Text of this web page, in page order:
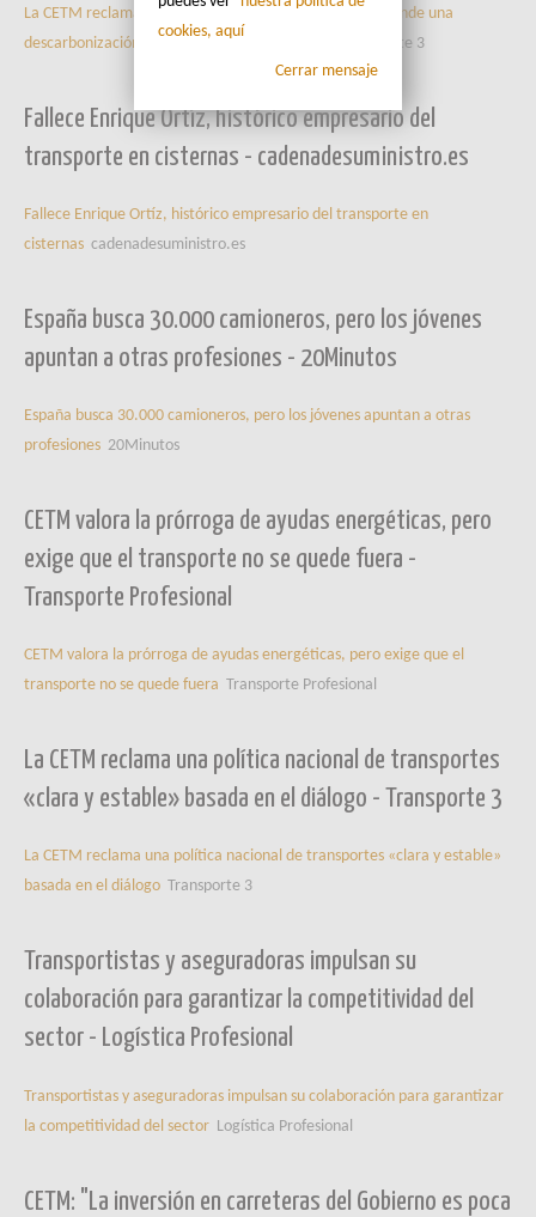
La CETM reclama ayudas para todo el transporte y defiende una
descarbonización más allá de la electrificación
Transporte 3
Fallece Enrique Ortíz, histórico empresario del
transporte en cisternas - cadenadesuministro.es
Fallece Enrique Ortíz, histórico empresario del transporte en
cisternas cadenadesuministro.es
España busca 30.000 camioneros, pero los jóvenes
apuntan a otras profesiones - 20Minutos
España busca 30.000 camioneros, pero los jóvenes apuntan a otras
profesiones 20Minutos
CETM valora la prórroga de ayudas energéticas, pero
exige que el transporte no se quede fuera -
Transporte Profesional
CETM valora la prórroga de ayudas energéticas, pero exige que el
transporte no se quede fuera Transporte Profesional
La CETM reclama una política nacional de transportes
«clara y estable» basada en el diálogo - Transporte 3
La CETM reclama una política nacional de transportes «clara y estable»
basada en el diálogo Transporte 3
Transportistas y aseguradoras impulsan su
colaboración para garantizar la competitividad del
sector - Logística Profesional
Transportistas y aseguradoras impulsan su colaboración para garantizar
la competitividad del sector Logística Profesional
CETM: "La inversión en carreteras del Gobierno es poca
cookies, aquí
Cerrar mensaje